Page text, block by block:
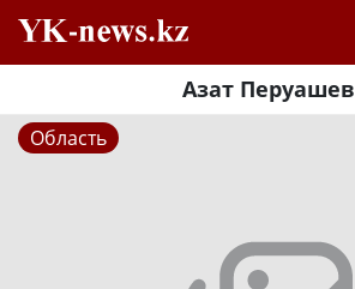
Азат Перуашев
Область